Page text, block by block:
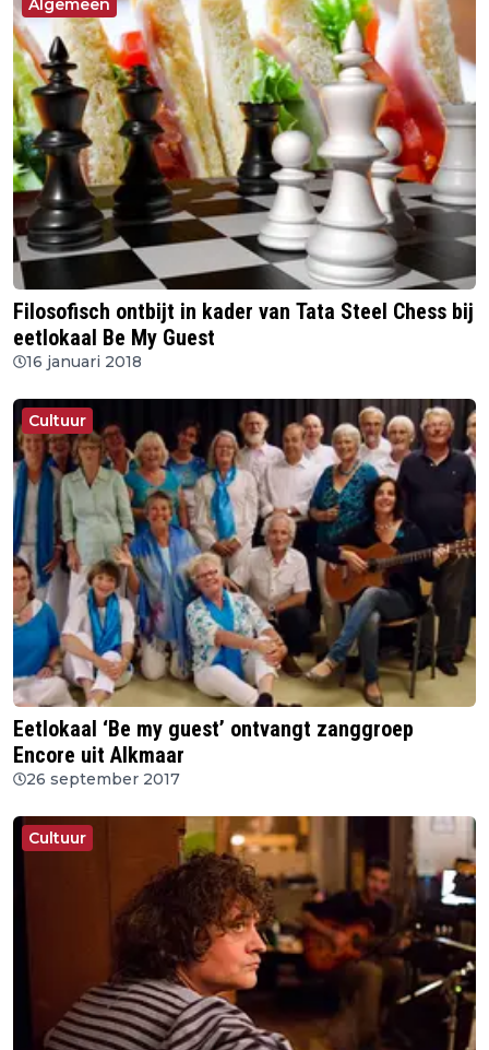
Algemeen
Filosofisch ontbijt in kader van Tata Steel Chess bij
eetlokaal Be My Guest
16 januari 2018
Cultuur
Eetlokaal ‘Be my guest’ ontvangt zanggroep
Encore uit Alkmaar
26 september 2017
Cultuur